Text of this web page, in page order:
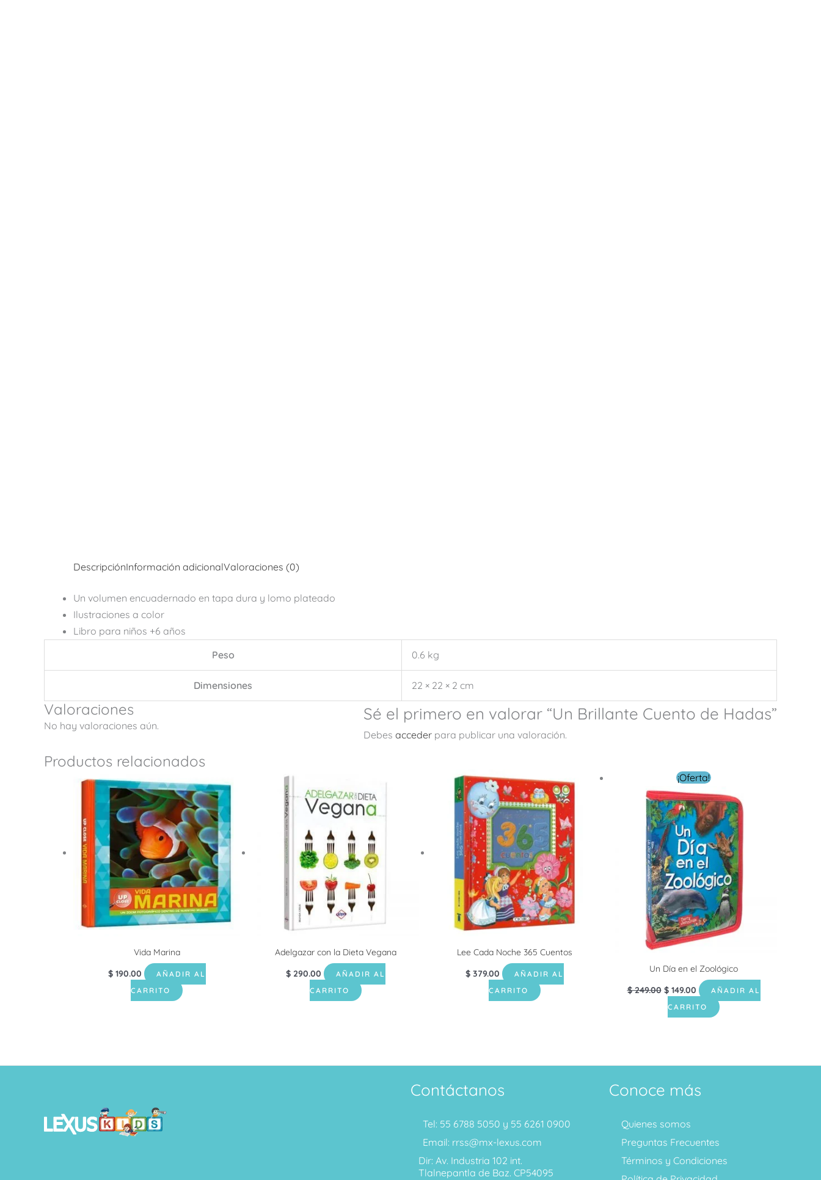
DescripciónInformación adicionalValoraciones (0)
Un volumen encuadernado en tapa dura y lomo plateado
Ilustraciones a color
Libro para niños +6 años
Peso
0.6 kg
Dimensiones 22 × 22 × 2 cm
Valoraciones
No hay valoraciones aún.
Sé el primero en valorar “Un Brillante Cuento de Hadas”
Debes acceder para publicar una valoración.
Productos relacionados
Vida Marina
$190.00
AÑADIR AL
CARRITO
Adelgazar con la Dieta Vegana
$ 290.00
AÑADIR AL
CARRITO
Lee Cada Noche 365 Cuentos
$ 379.00
AÑADIR AL
CARRITO
¡Oferta!
Un Día en el Zoológico
$249.00
precio
original
era:
$ 249.00.
$149.00
El
precio
actual
es:
$ 149.00.
AÑADIR AL
CARRITO
Contáctanos
Tel: 55 6788 5050 y 55 6261 0900
Email: rrss@mx-lexus.com
Dir: Av. Industria 102 int.
Tlalnepantla de Baz. CP54095
Conoce más
Quienes somos
Preguntas Frecuentes
Términos y Condiciones